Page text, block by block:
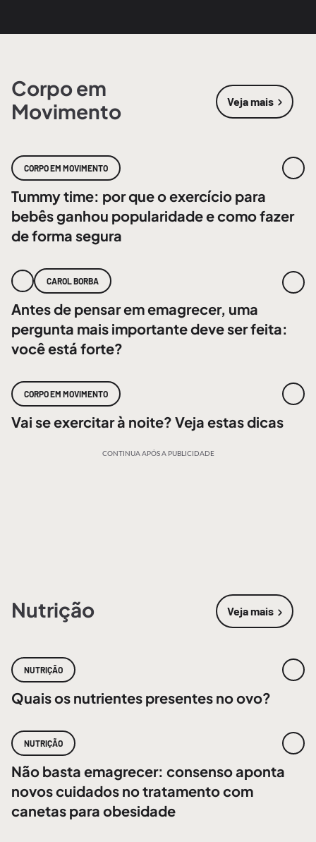
Corpo em
Movimento
Veja mais
sobre
CORPO EM MOVIMENTO
Tummy time: por que o exercício para
bebês ganhou popularidade e como fazer
de forma segura
CAROL BORBA
Antes de pensar em emagrecer, uma
pergunta mais importante deve ser feita:
você está forte?
CORPO EM MOVIMENTO
Vai se exercitar à noite? Veja estas dicas
CONTINUA APÓS A PUBLICIDADE
Nutrição Veja mais
sobre
NUTRIÇÃO
Quais os nutrientes presentes no ovo?
NUTRIÇÃO
Não basta emagrecer: consenso aponta
novos cuidados no tratamento com
canetas para obesidade